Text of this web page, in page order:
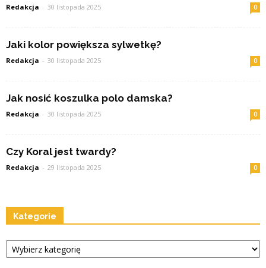
Redakcja - 30 listopada 2025 0
Jaki kolor powiększa sylwetkę?
Redakcja - 30 listopada 2025 0
Jak nosić koszulka polo damska?
Redakcja - 30 listopada 2025 0
Czy Koral jest twardy?
Redakcja - 29 listopada 2025 0
Kategorie
Kategorie